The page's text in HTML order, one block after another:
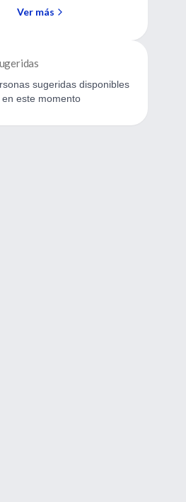
Ver más
sugeridas disponibles
en este momento